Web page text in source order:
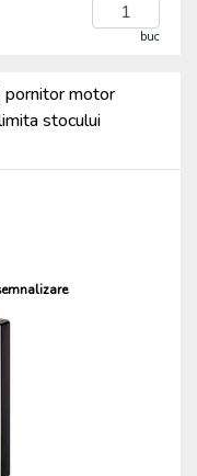
buc
motor
stocului